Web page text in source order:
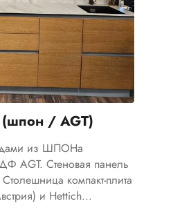
(шпон / AGT)
из ШПОНа
AGT. Стеновая панель
компакт-плита
и Hettich...